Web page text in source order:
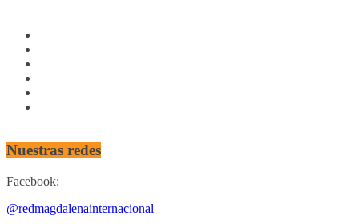
Nuestras redes
Facebook:
@redmagdalenainternacional